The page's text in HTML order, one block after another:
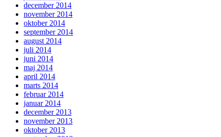
december 2014
november 2014
oktober 2014
september 2014
august 2014
juli 2014
juni 2014
maj 2014
april 2014
marts 2014
februar 2014
januar 2014
december 2013
november 2013
oktober 2013